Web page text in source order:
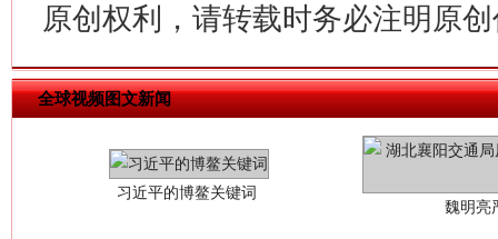
原创权利，请转载时务必注明原
全球视频图文新闻
魏明亮